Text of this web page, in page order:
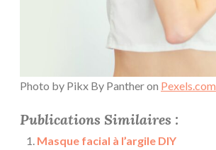
Photo by Pikx By Panther on Pexels.com
Publications Similaires :
Masque facial à l’argile DIY